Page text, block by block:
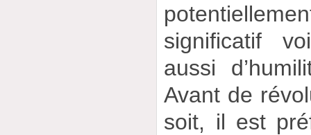
significatif
aussi
Avant de
soit, il est